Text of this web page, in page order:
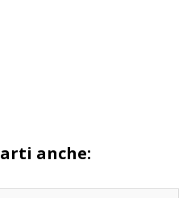
anche: